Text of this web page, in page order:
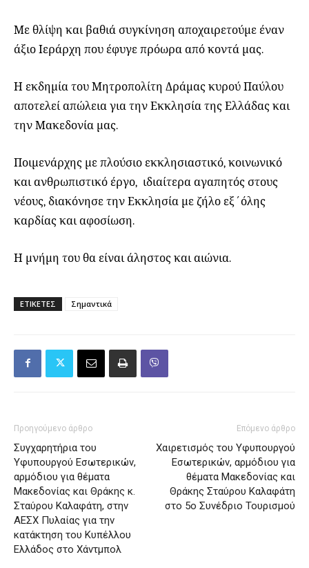
Με θλίψη και βαθιά συγκίνηση αποχαιρετούμε έναν
άξιο Ιεράρχη που έφυγε πρόωρα από κοντά μας.
Η εκδημία του Μητροπολίτη Δράμας κυρού Παύλου
αποτελεί απώλεια για την Εκκλησία της Ελλάδας και
την Μακεδονία μας.
Ποιμενάρχης με πλούσιο εκκλησιαστικό, κοινωνικό
και ανθρωπιστικό έργο, ιδιαίτερα αγαπητός στους
νέους, διακόνησε την Εκκλησία με ζήλο εξ΄όλης
καρδίας και αφοσίωση.
Η μνήμη του θα είναι άληστος και αιώνια.
ΕΤΙΚΕΤΕΣ Σημαντικά
Προηγούμενο άρθρο
Συγχαρητήρια του
Υφυπουργού Εσωτερικών,
αρμόδιου για θέματα
Μακεδονίας και Θράκης κ.
Σταύρου Καλαφάτη, στην
ΑΕΣΧ Πυλαίας για την
κατάκτηση του Κυπέλλου
Ελλάδος στο Χάντμπολ
Επόμενο άρθρο
Χαιρετισμός του Υφυπουργού
Εσωτερικών, αρμόδιου για
θέματα Μακεδονίας και
Θράκης Σταύρου Καλαφάτη
στο 5ο Συνέδριο Τουρισμού